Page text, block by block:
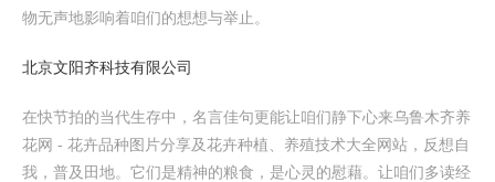
物无声地影响着咱们的想想与举止。
北京文阳齐科技有限公司
在快节拍的当代生存中，名言佳句更能让咱们静下心来乌鲁木齐养
花网 - 花卉品种图片分享及花卉种植、养殖技术大全网站，反想自
我，普及田地。它们是精神的粮食，是心灵的慰藉。让咱们多读经